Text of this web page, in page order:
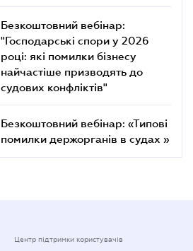
Безкоштовний вебінар:
"Господарські спори у 2026
році: які помилки бізнесу
найчастіше призводять до
судових конфліктів"
Безкоштовний вебінар: «Типові
помилки держорганів в судах »
Центр підтримки користувачів